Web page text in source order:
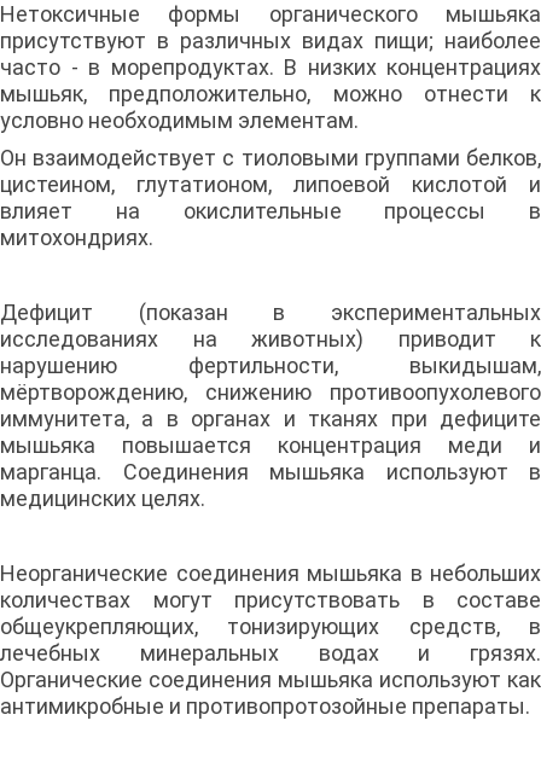
Нетоксичные формы органического мышьяка
присутствуют в различных видах пищи; наиболее
часто - в морепродуктах. В низких концентрациях
мышьяк, предположительно, можно отнести к
условно необходимым элементам.
Он взаимодействует с тиоловыми группами белков,
цистеином, глутатионом, липоевой кислотой и
влияет на окислительные процессы в
митохондриях.
Дефицит (показан в экспериментальных
исследованиях на животных) приводит к
нарушению фертильности, выкидышам,
мёртворождению, снижению противоопухолевого
иммунитета, а в органах и тканях при дефиците
мышьяка повышается концентрация меди и
марганца. Соединения мышьяка используют в
медицинских целях.
Неорганические соединения мышьяка в небольших
количествах могут присутствовать в составе
общеукрепляющих, тонизирующих средств, в
лечебных минеральных водах и грязях.
Органические соединения мышьяка используют как
антимикробные и противопротозойные препараты.